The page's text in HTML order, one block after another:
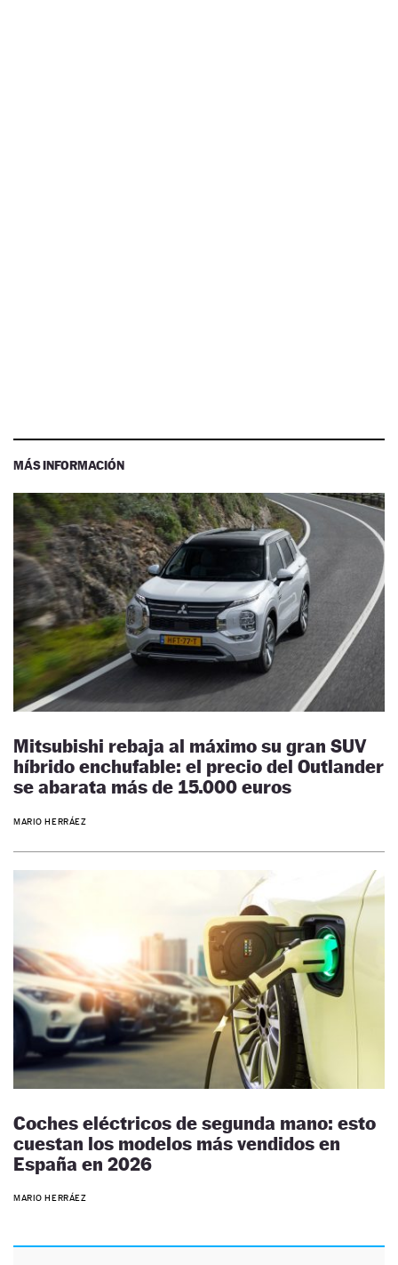
MÁS INFORMACIÓN
Mitsubishi rebaja al máximo su gran SUV
híbrido enchufable: el precio del Outlander
se abarata más de 15.000 euros
MARIO HERRÁEZ
Coches eléctricos de segunda mano: esto
cuestan los modelos más vendidos en
España en 2026
MARIO HERRÁEZ